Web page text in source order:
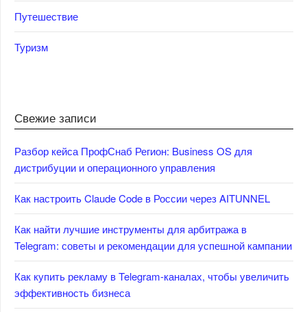
Путешествие
Туризм
Свежие записи
Разбор кейса ПрофСнаб Регион: Business OS для
дистрибуции и операционного управления
Как настроить Claude Code в России через AITUNNEL
Как найти лучшие инструменты для арбитража в
Telegram: советы и рекомендации для успешной кампании
Как купить рекламу в Telegram-каналах, чтобы увеличить
эффективность бизнеса